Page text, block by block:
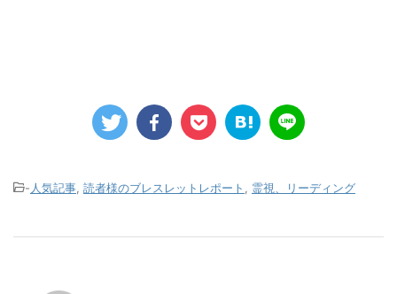
- 人気記事 読者様のブレスレットレポート 霊視、リーディング